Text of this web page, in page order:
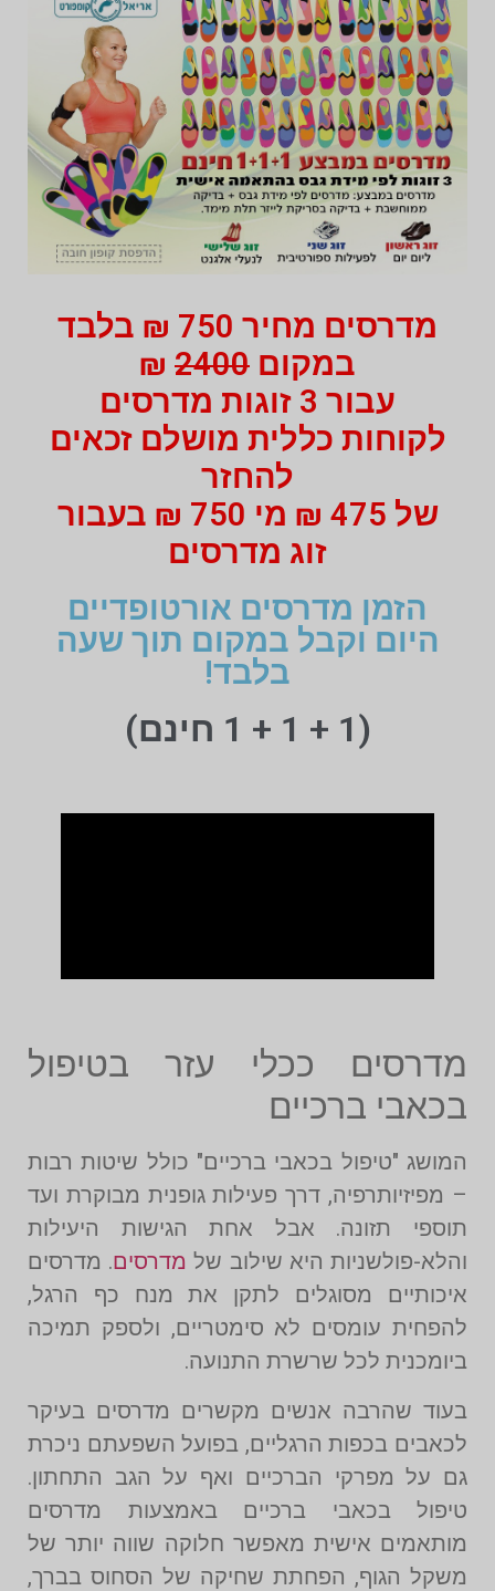
מדרסים מחיר 750 ₪ בלבד
במקום 2400
₪
עבור 3 זוגות מדרסים
לקוחות כללית מושלם זכאים
להחזר
של 475 ₪ מי 750 ₪ בעבור
זוג מדרסים
הזמן מדרסים אורטופדיים
היום וקבל במקום תוך שעה
בלבד!
(1 + 1 + 1 חינם)
מדרסים ככלי עזר בטיפול
בכאבי ברכיים
המושג "טיפול בכאבי ברכיים" כולל שיטות רבות
– מפיזיותרפיה, דרך פעילות גופנית מבוקרת ועד
תוספי תזונה. אבל אחת הגישות היעילות
והלא-פולשניות היא שילוב של מדרסים. מדרסים
איכותיים מסוגלים לתקן את מנח כף הרגל,
להפחית עומסים לא סימטריים, ולספק תמיכה
ביומכנית לכל שרשרת התנועה.
בעוד שהרבה אנשים מקשרים מדרסים בעיקר
לכאבים בכפות הרגליים, בפועל השפעתם ניכרת
גם על מפרקי הברכיים ואף על הגב התחתון.
טיפול בכאבי ברכיים באמצעות מדרסים
מותאמים אישית מאפשר חלוקה שווה יותר של
משקל הגוף, הפחתת שחיקה של הסחוס בברך,